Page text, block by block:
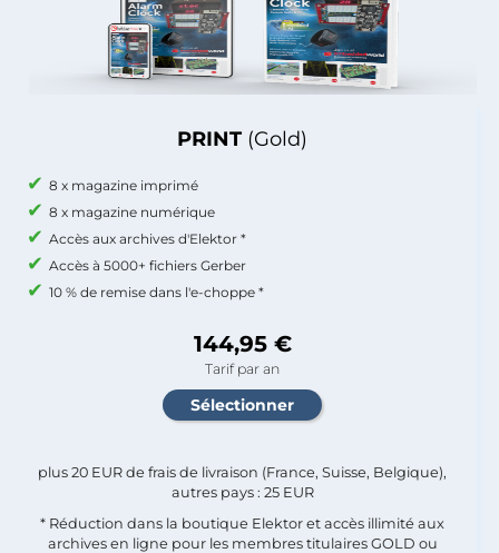
PRINT (Gold)
8 x magazine imprimé
8 x magazine numérique
Accès aux archives d'Elektor *
Accès à 5000+ fichiers Gerber
10 % de remise dans l'e-choppe *
144,95 €
Tarif par an
plus 20 EUR de frais de livraison (France, Suisse, Belgique),
autres pays : 25 EUR
* Réduction dans la boutique Elektor et accès illimité aux
archives en ligne pour les membres titulaires GOLD ou